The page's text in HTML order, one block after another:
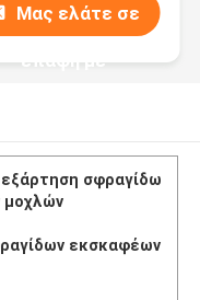
Μας ελάτε σε
επαφή με
εξάρτηση σφραγίδω
μοχλών
εκσκαφέων